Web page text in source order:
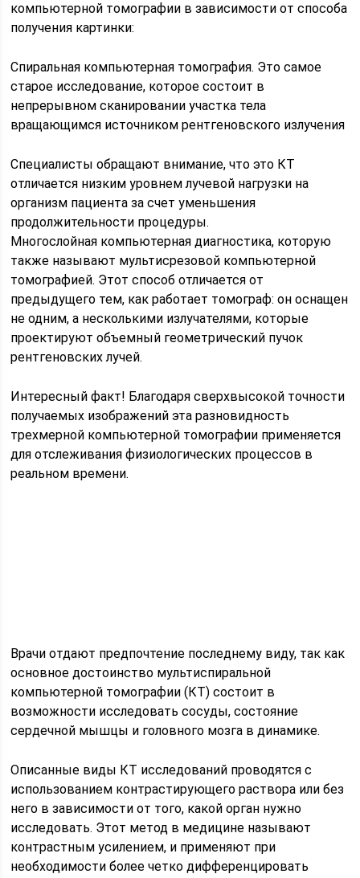
компьютерной томографии в зависимости от способа
получения картинки:
Спиральная компьютерная томография. Это самое
старое исследование, которое состоит в
непрерывном сканировании участка тела
вращающимся источником рентгеновского излучения
Специалисты обращают внимание, что это КТ
отличается низким уровнем лучевой нагрузки на
организм пациента за счет уменьшения
продолжительности процедуры.
Многослойная компьютерная диагностика, которую
также называют мультисрезовой компьютерной
томографией. Этот способ отличается от
предыдущего тем, как работает томограф: он оснащен
не одним, а несколькими излучателями, которые
проектируют объемный геометрический пучок
рентгеновских лучей.
Интересный факт! Благодаря сверхвысокой точности
получаемых изображений эта разновидность
трехмерной компьютерной томографии применяется
для отслеживания физиологических процессов в
реальном времени.
Врачи отдают предпочтение последнему виду, так как
основное достоинство мультиспиральной
компьютерной томографии (КТ) состоит в
возможности исследовать сосуды, состояние
сердечной мышцы и головного мозга в динамике.
Описанные виды КТ исследований проводятся с
использованием контрастирующего раствора или без
него в зависимости от того, какой орган нужно
исследовать. Этот метод в медицине называют
контрастным усилением, и применяют при
необходимости более четко дифференцировать